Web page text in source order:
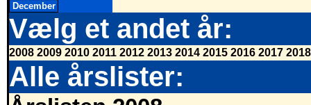
December
Vælg et andet år:
2008 2009 2010 2011 2012 2013 2014 2015 2016 2017 2018
Alle årslister: